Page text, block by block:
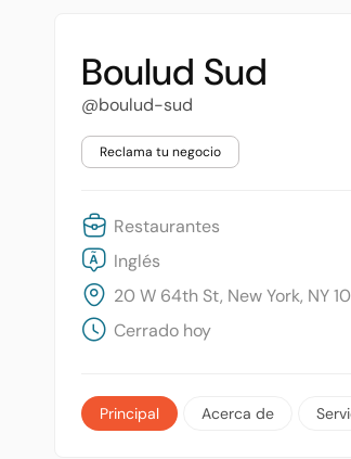
Boulud Sud
@boulud-sud
Reclama tu negocio
Restaurantes
Inglés
20 W 64th St, New York, NY
Cerrado hoy
Principal Acerca de